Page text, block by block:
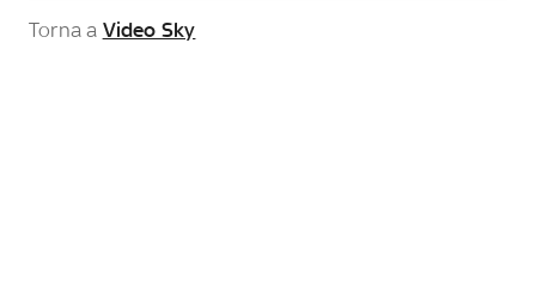
Torna a Video Sky